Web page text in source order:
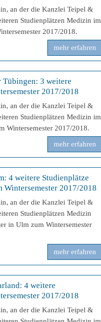
an der die Kanzlei Teipel &
Studienplätzen Medizin im
2017/2018.
mehr erfahren
Tübingen: 3 weitere
2017/2018
an der die Kanzlei Teipel &
Studienplätzen Medizin im
Wintersemester 2017/2018.
mehr erfahren
4 weitere Studienplätze
2017/2018
an der die Kanzlei Teipel &
Studienplätzen Medizin
in Ulm zum Wintersemester
mehr erfahren
4 weitere
2017/2018
an der die Kanzlei Teipel &